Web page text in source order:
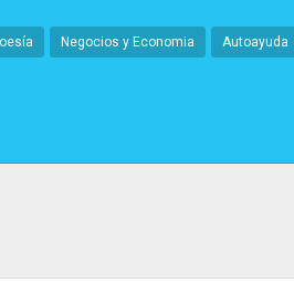
Negocios y Economia Autoayuda